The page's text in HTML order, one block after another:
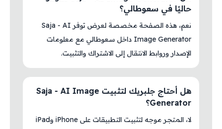
حاليًا في سعوطالي؟
نعم، هذه الصفحة مخصصة لعرض توفر Saja - AI
Image Generator داخل سعوطالي مع معلومات
الإصدار وروابط الانتقال إلى الاشتراك والتثبيت.
هل أحتاج جلبريك لتثبيت Saja - AI Image
Generator؟
لا، المتجر موجه لتثبيت التطبيقات على iPhone وiPad